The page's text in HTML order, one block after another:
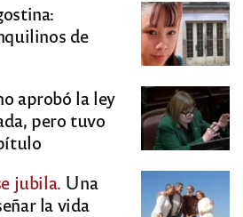
de
aprobó la ley
pero tuvo
jubila. Una
la vida